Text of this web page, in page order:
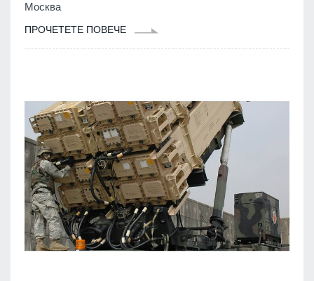
Москва
ПРОЧЕТЕТЕ ПОВЕЧЕ